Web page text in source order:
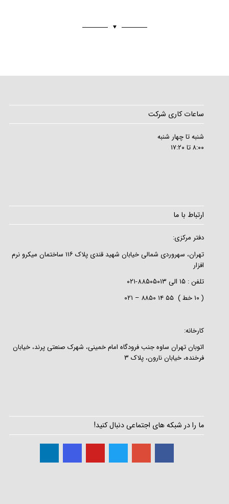
ساعات کاری شرکت
شنبه تا چهار شنبه
۸:۰۰ تا ۱۷:۲۰
ارتباط با ما
دفتر مرکزی:
تهران، سهروردی شمالی خیابان شهید قندی پلاک ۱۱۶ ساختمان میکرو نرم
افزار
تلفن : ۱۵ الی ۸۸۵۰۵۰۱۳-۰۲۱
( ۱۰ خط ) ۵۵ ۱۴ ۸۸۵۰ – ۰۲۱
کارخانه:
اتوبان تهران ساوه جنب فرودگاه امام خمینی، شهرک صنعتی پرند، خیابان
فرخنده، خیابان نارون، پلاک ۳
ما را در شبکه های اجتماعی دنبال کنید!